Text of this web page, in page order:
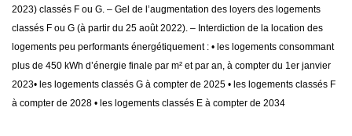
2023) classés F ou G. – Gel de l’augmentation des loyers des logements
classés F ou G (à partir du 25 août 2022). – Interdiction de la location des
logements peu performants énergétiquement : • les logements consommant
plus de 450 kWh d’énergie finale par m² et par an, à compter du 1er janvier
2023• les logements classés G à compter de 2025 • les logements classés F
à compter de 2028 • les logements classés E à compter de 2034